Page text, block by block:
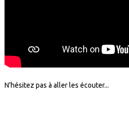
N'hésitez pas à aller les écouter...